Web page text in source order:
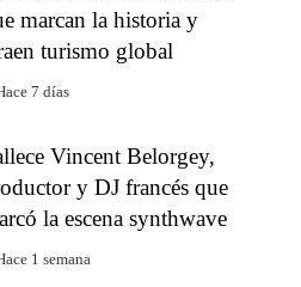
marcan la historia y
turismo global
7 días
Vincent Belorgey,
y DJ francés que
la escena synthwave
1 semana